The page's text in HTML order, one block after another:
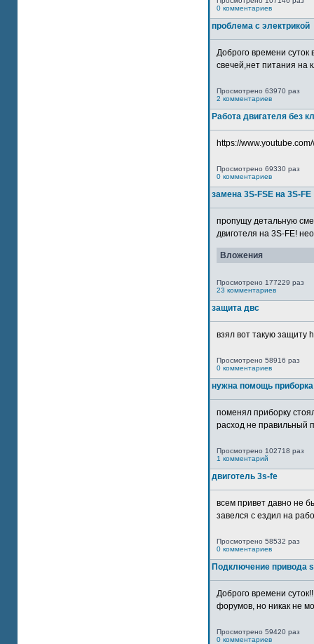
0 комментариев
проблема с электрикой
Доброго времени суток
свечей,нет питания на
Просмотрено 63970 раз
2 комментариев
Работа двигателя без
https://
Просмотрено 69330 раз
0 комментариев
замена 3S-FSE на 3S-FE
пропущу детальную
двиготеля на 3S-FE!
Вложения
Просмотрено 177229 раз
23 комментариев
защита двс
взял вот такую защиту
Просмотрено 58916 раз
0 комментариев
нужна помощь
поменял приборку
расход не правильный
Просмотрено 102718 раз
1 комментарий
двиготель 3s-fe
всем привет давно не
завелся с ездил на
Просмотрено 58532 раз
0 комментариев
Подключение привода
Доброго времени
форумов, но никак не
Просмотрено 59420 раз
0 комментариев